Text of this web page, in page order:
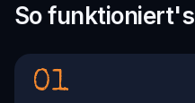
So funktioniert's
01